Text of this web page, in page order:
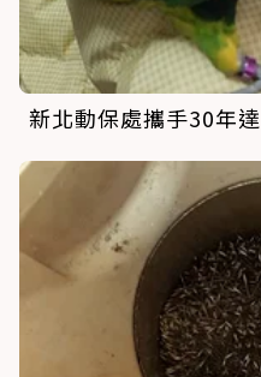
新北動保處攜手30年